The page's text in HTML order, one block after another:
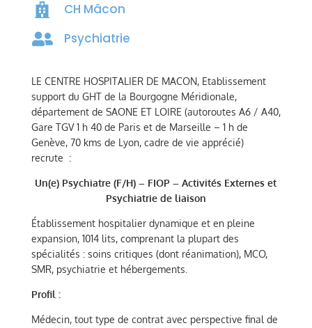

CH Mâcon

Psychiatrie
LE CENTRE HOSPITALIER DE MACON, Etablissement
support du GHT de la Bourgogne Méridionale,
département de SAONE ET LOIRE (autoroutes A6 / A40,
Gare TGV 1 h 40 de Paris et de Marseille – 1 h de
Genève, 70 kms de Lyon, cadre de vie apprécié)
recrute :
Un(e) Psychiatre (F/H) – FIOP – Activités Externes et
Psychiatrie de liaison
Établissement hospitalier dynamique et en pleine
expansion, 1014 lits, comprenant la plupart des
spécialités : soins critiques (dont réanimation), MCO,
SMR, psychiatrie et hébergements.
Profil :
Médecin, tout type de contrat avec perspective final de